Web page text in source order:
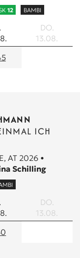
12 BAMBI
DO.
13.08.
ICH
AT 2026 •
Schilling
DO.
13.08.